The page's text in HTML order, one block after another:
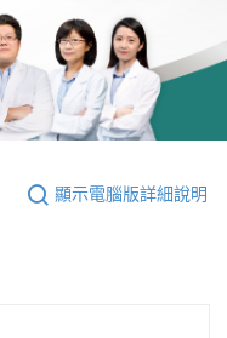
顯示電腦版詳細說明